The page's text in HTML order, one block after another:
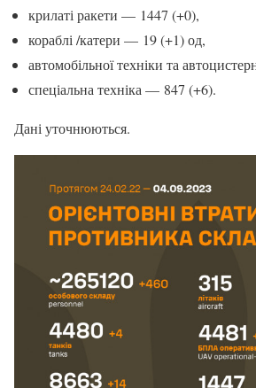
крилаті ракети — 1447 (+0),
кораблі /катери — 19 (+1) од,
автомобільної техніки та
спеціальна техніка — 847 (+6).
Дані уточнюються.